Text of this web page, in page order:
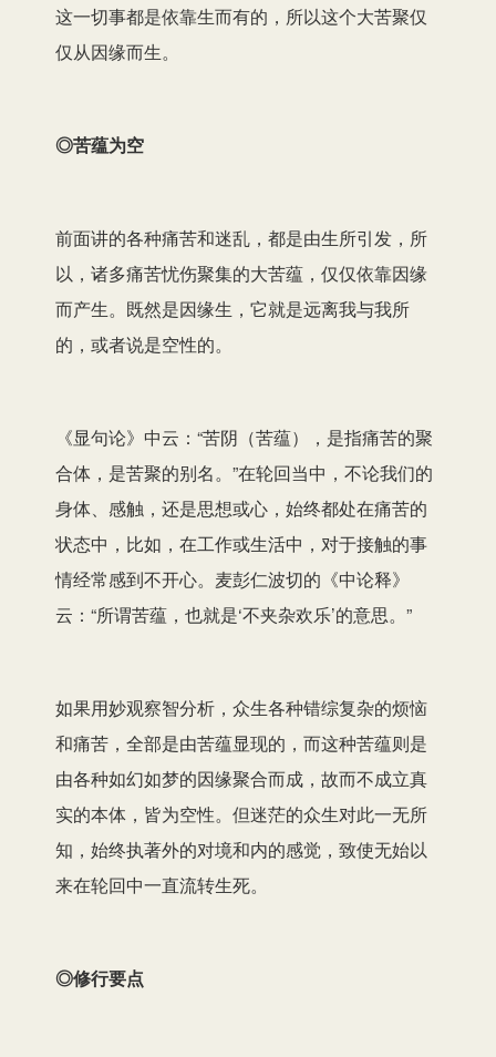
这一切事都是依靠生而有的，所以这个大苦聚仅
仅从因缘而生。
◎苦蕴为空
前面讲的各种痛苦和迷乱，都是由生所引发，所
以，诸多痛苦忧伤聚集的大苦蕴，仅仅依靠因缘
而产生。既然是因缘生，它就是远离我与我所
的，或者说是空性的。
《显句论》中云：“苦阴（苦蕴），是指痛苦的聚
合体，是苦聚的别名。”在轮回当中，不论我们的
身体、感触，还是思想或心，始终都处在痛苦的
状态中，比如，在工作或生活中，对于接触的事
情经常感到不开心。麦彭仁波切的《中论释》
云：“所谓苦蕴，也就是‘不夹杂欢乐’的意思。”
如果用妙观察智分析，众生各种错综复杂的烦恼
和痛苦，全部是由苦蕴显现的，而这种苦蕴则是
由各种如幻如梦的因缘聚合而成，故而不成立真
实的本体，皆为空性。但迷茫的众生对此一无所
知，始终执著外的对境和内的感觉，致使无始以
来在轮回中一直流转生死。
◎修行要点